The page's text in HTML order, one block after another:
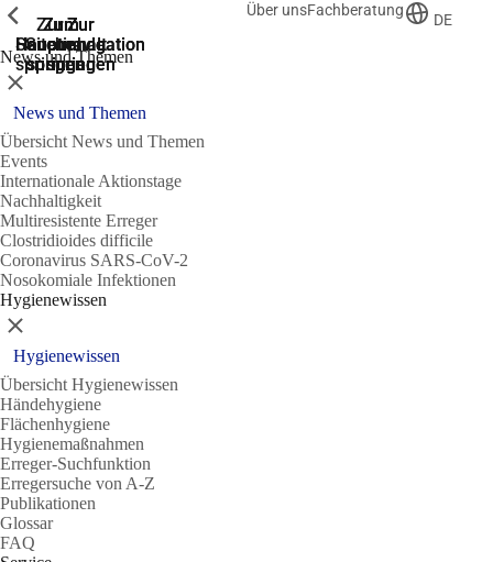
Zur
Suche
springen
Zur
Hauptnavigation
springen
Zur
Hauptnavigation
springen
Zum
Hauptinhalt
springen
Zum
Seitenende
springen
Über unsFachberatung
DE
News und Themen
Zeige vorherige
Schließen
News und Themen
Übersicht News und Themen
Events
Internationale Aktionstage
Nachhaltigkeit
Multiresistente Erreger
Clostridioides difficile
Coronavirus SARS-CoV-2
Nosokomiale Infektionen
Hygienewissen
Zeige vorherige
Schließen
Hygienewissen
Übersicht Hygienewissen
Händehygiene
Flächenhygiene
Hygienemaßnahmen
Erreger-Suchfunktion
Erregersuche von A-Z
Publikationen
Glossar
FAQ
Zeige vorherige